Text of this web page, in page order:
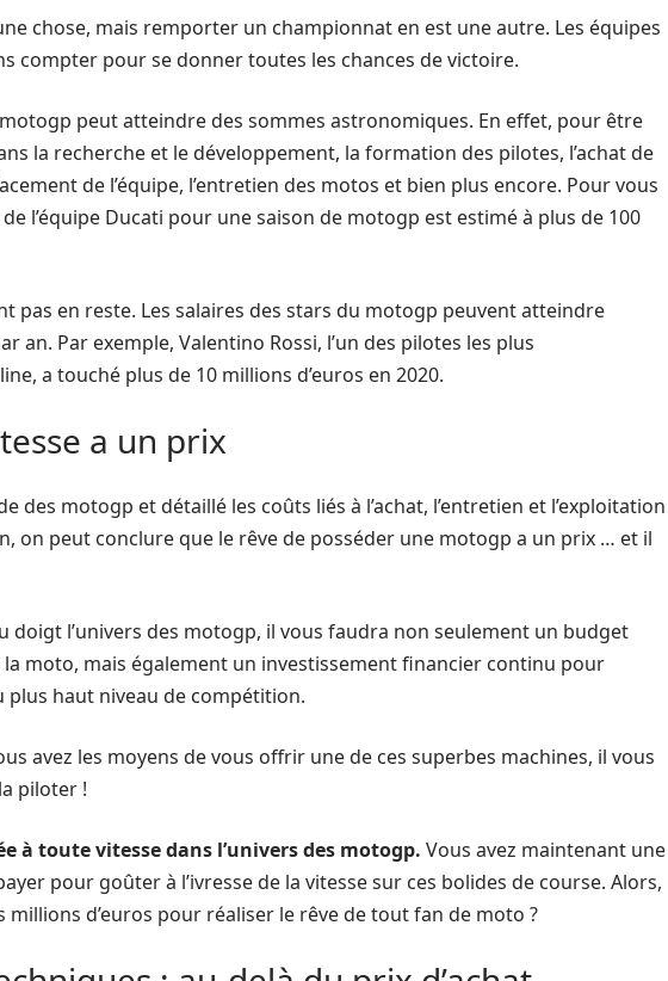
chose, mais remporter un championnat en est une autre. Les équipes
compter pour se donner toutes les chances de victoire.
peut atteindre des sommes astronomiques. En effet, pour être
la recherche et le développement, la formation des pilotes, l’achat de
de l’équipe, l’entretien des motos et bien plus encore. Pour vous
l’équipe Ducati pour une saison de motogp est estimé à plus de 100
pas en reste. Les salaires des stars du motogp peuvent atteindre
an. Par exemple, Valentino Rossi, l’un des pilotes les plus
a touché plus de 10 millions d’euros en 2020.
a un prix
des motogp et détaillé les coûts liés à l’achat, l’entretien et l’exploitation
on peut conclure que le rêve de posséder une motogp a un prix … et il
doigt l’univers des motogp, il vous faudra non seulement un budget
la moto, mais également un investissement financier continu pour
haut niveau de compétition.
avez les moyens de vous offrir une de ces superbes machines, il vous
piloter !
à toute vitesse dans l’univers des motogp. Vous avez maintenant une
pour goûter à l’ivresse de la vitesse sur ces bolides de course. Alors,
d’euros pour réaliser le rêve de tout fan de moto ?